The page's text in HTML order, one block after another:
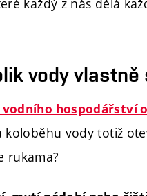
každý z nás dělá
vody
vodního hospodářství
koloběhu vody totiž
rukama?